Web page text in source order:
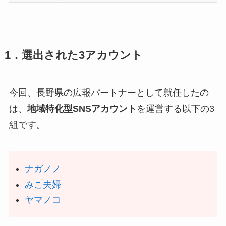
1．選出された3アカウント
今回、長野県の広報パートナーとして就任したの
は、地域特化型SNSアカウント を運営する以下の3
組です。
ナガノノ
みこ夫婦
ヤマノコ